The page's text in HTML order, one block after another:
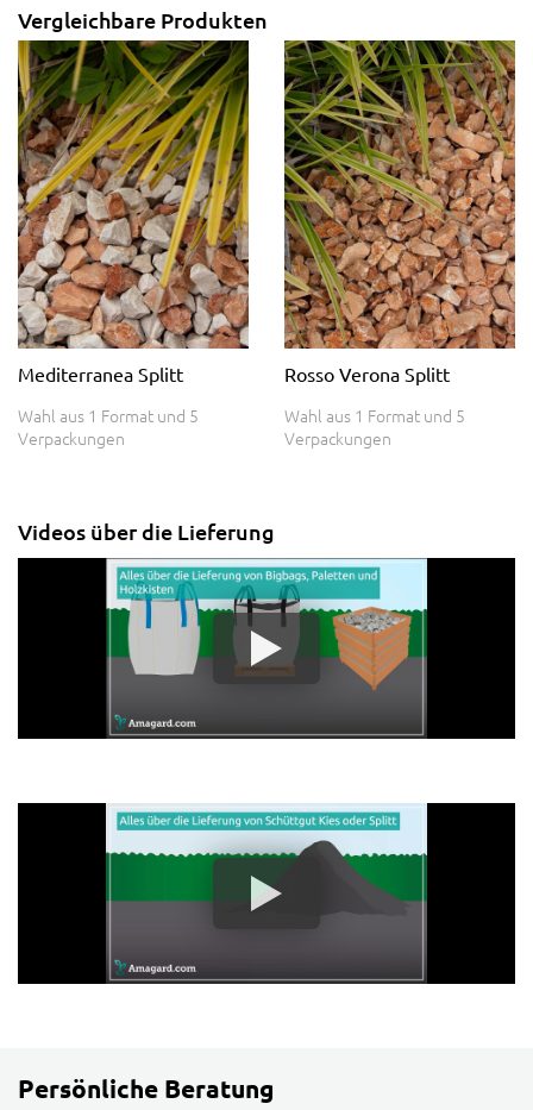
Vergleichbare Produkten
Mediterranea Splitt
Wahl aus 1 Format und 5
Verpackungen
Rosso Verona Splitt
Wahl aus 1 Format und 5
Verpackungen
Videos über die Lieferung
Persönliche Beratung